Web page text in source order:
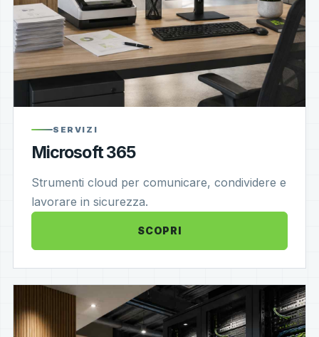
SERVIZI
Microsoft 365
Strumenti cloud per comunicare, condividere e
lavorare in sicurezza.
SCOPRI